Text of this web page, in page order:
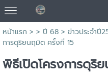
หน้าแรก > > ปี 68> ข่าวประจำปี
การดุริยนฤมิต ครั้งที่ 15
พิธีเปิดโครงการดุริ